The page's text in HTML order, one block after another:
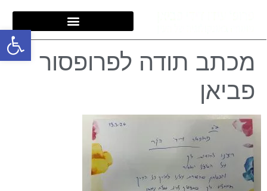
פתח
מכתב תודה לפרופסור
פביאן